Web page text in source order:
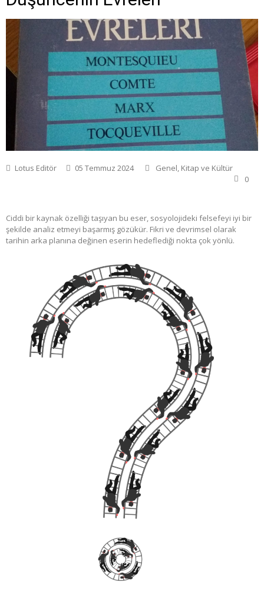
Lotus Editör 05 Temmuz 2024 Genel, Kitap ve Kültür
0
Ciddi bir kaynak özelliği taşıyan bu eser, sosyolojideki felsefeyi iyi bir
şekilde analiz etmeyi başarmış gözükür. Fikri ve devrimsel olarak
tarihin arka planına değinen eserin hedeflediği nokta çok yönlü.